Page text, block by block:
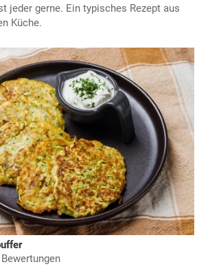
jeder gerne. Ein typisches Rezept aus
Küche.